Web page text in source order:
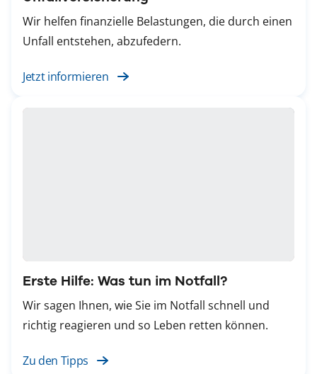
Wir helfen finanzielle Belastungen, die durch einen
Unfall entstehen, abzufedern.
Jetzt informieren
Erste Hilfe: Was tun im Notfall?
Wir sagen Ihnen, wie Sie im Notfall schnell und
richtig reagieren und so Leben retten können.
Zu den Tipps